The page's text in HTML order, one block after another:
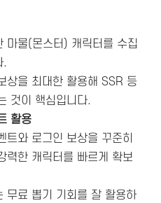
마물(몬스터) 캐릭터를 수집
.
상을 최대한 활용해 SSR 등
것이 핵심입니다.
활용
트와 로그인 보상을 꾸준히
력한 캐릭터를 빠르게 확보
무료 뽑기 기회를 잘 활용하